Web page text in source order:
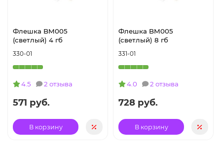
Флешка BM005
(светлый) 4 гб
330-01
4.5 2 отзыва
571 руб.
В корзину
Флешка BM005
(светлый) 8 гб
331-01
4.0 2 отзыва
728 руб.
В корзину